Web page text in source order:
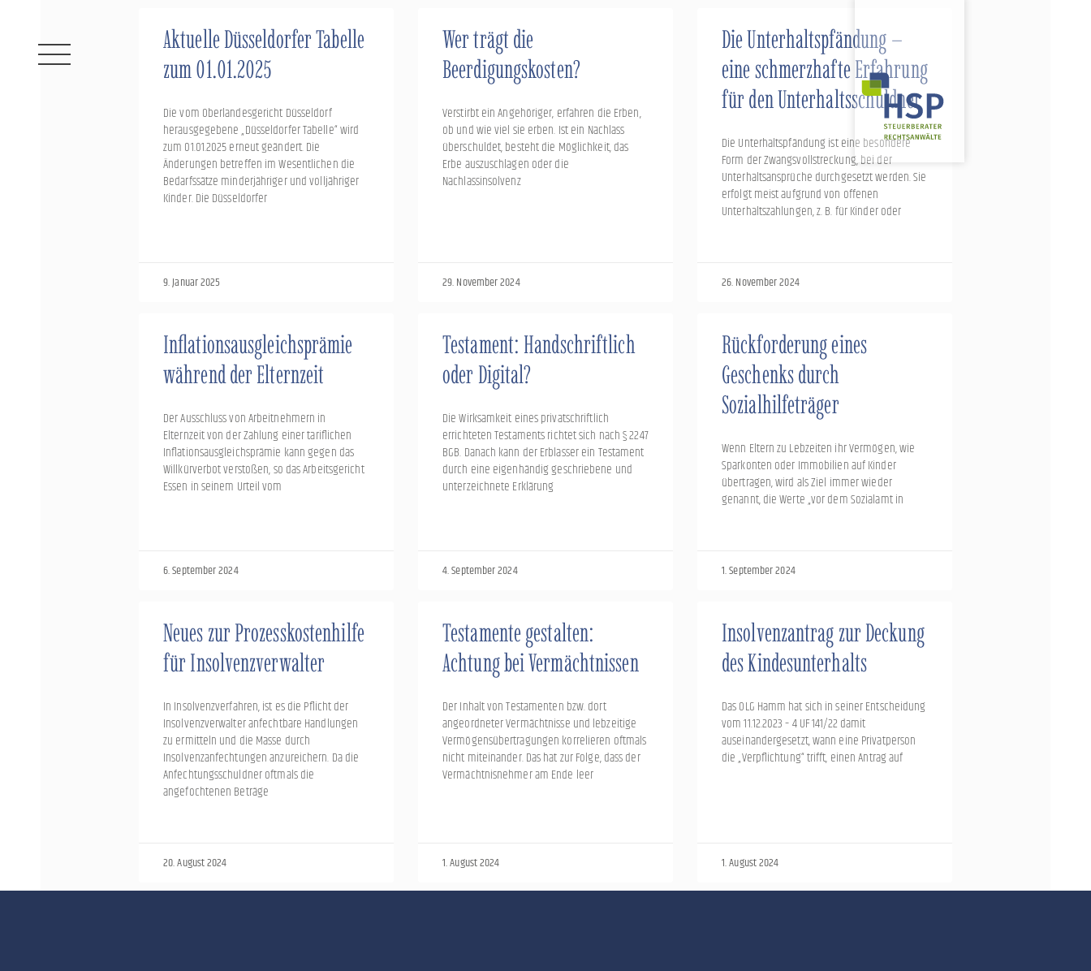
springen
Aktuelle Düsseldorfer Tabelle
zum 01.01.2025
Die vom Oberlandesgericht Düsseldorf
herausgegebene „Düsseldorfer Tabelle“ wird
zum 01.01.2025 erneut geändert. Die
Änderungen betreffen im Wesentlichen die
Bedarfssätze minderjähriger und volljähriger
Kinder. Die Düsseldorfer
9. Januar 2025
Wer trägt die
Beerdigungskosten?
Verstirbt ein Angehöriger, erfahren die Erben,
ob und wie viel sie erben. Ist ein Nachlass
überschuldet, besteht die Möglichkeit, das
Erbe auszuschlagen oder die
Nachlassinsolvenz
29. November 2024
Die Unterhaltspfändung –
eine schmerzhafte Erfahrung
für den Unterhaltsschuldner
Die Unterhaltspfändung ist eine besondere
Form der Zwangsvollstreckung, bei der
Unterhaltsansprüche durchgesetzt werden. Sie
erfolgt meist aufgrund von offenen
Unterhaltszahlungen, z. B. für Kinder oder
26. November 2024
Inflationsausgleichsprämie
während der Elternzeit
Der Ausschluss von Arbeitnehmern in
Elternzeit von der Zahlung einer tariflichen
Inflationsausgleichsprämie kann gegen das
Willkürverbot verstoßen, so das Arbeitsgericht
Essen in seinem Urteil vom
6. September 2024
Testament: Handschriftlich
oder Digital?
Die Wirksamkeit eines privatschriftlich
errichteten Testaments richtet sich nach § 2247
BGB. Danach kann der Erblasser ein Testament
durch eine eigenhändig geschriebene und
unterzeichnete Erklärung
4. September 2024
Rückforderung eines
Geschenks durch
Sozialhilfeträger
Wenn Eltern zu Lebzeiten ihr Vermögen, wie
Sparkonten oder Immobilien auf Kinder
übertragen, wird als Ziel immer wieder
genannt, die Werte „vor dem Sozialamt in
1. September 2024
Neues zur Prozesskostenhilfe
für Insolvenzverwalter
In Insolvenzverfahren, ist es die Pflicht der
Insolvenzverwalter anfechtbare Handlungen
zu ermitteln und die Masse durch
Insolvenzanfechtungen anzureichern. Da die
Anfechtungsschuldner oftmals die
angefochtenen Beträge
20. August 2024
Testamente gestalten:
Achtung bei Vermächtnissen
Der Inhalt von Testamenten bzw. dort
angeordneter Vermächtnisse und lebzeitige
Vermögensübertragungen korrelieren oftmals
nicht miteinander. Das hat zur Folge, dass der
Vermächtnisnehmer am Ende leer
1. August 2024
Insolvenzantrag zur Deckung
des Kindesunterhalts
Das OLG Hamm hat sich in seiner Entscheidung
vom 11.12.2023 – 4 UF 141/22 damit
auseinandergesetzt, wann eine Privatperson
die „Verpflichtung“ trifft, einen Antrag auf
1. August 2024